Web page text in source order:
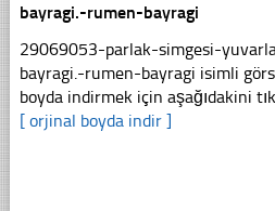
bayragi.-rumen-bayragi
29069053-parlak-simgesi-
bayragi.-rumen-bayragi isimli
boyda indirmek için aşağıdakini
[ orjinal boyda indir ]